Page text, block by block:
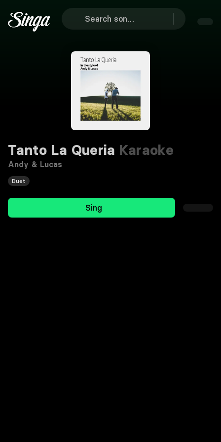
Tanto La Queria Karaoke
Andy & Lucas
Duet
Sing